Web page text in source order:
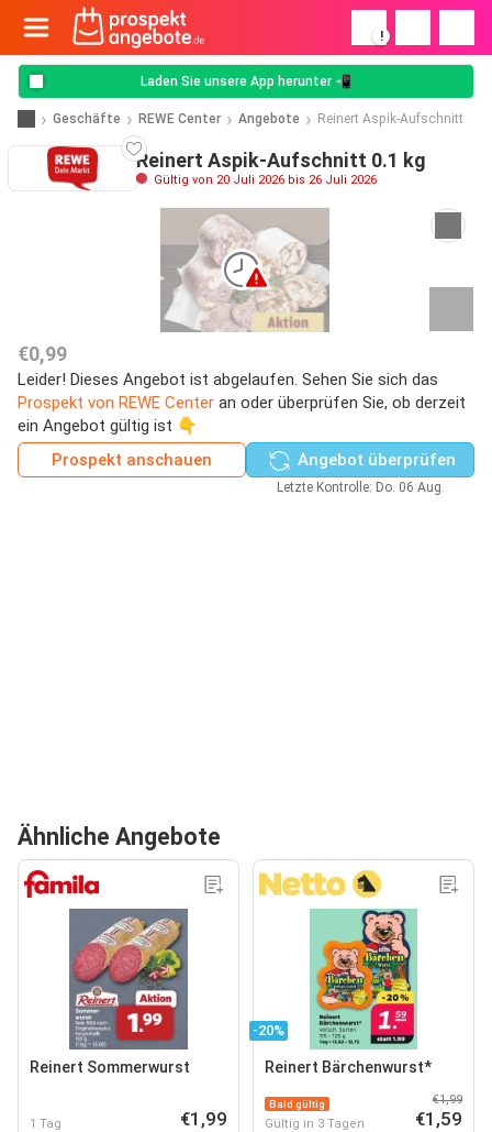
!
Laden Sie unsere App herunter 📲
Geschäfte REWE Center Angebote Reinert Aspik­-Aufschnitt
Reinert Aspik­-Aufschnitt 0.1 kg
Gültig von 20 Juli 2026 bis 26 Juli 2026
€0,99
Leider! Dieses Angebot ist abgelaufen. Sehen Sie sich das
Prospekt von REWE Center an oder überprüfen Sie, ob derzeit
ein Angebot gültig ist 👇
Prospekt anschauen
Angebot überprüfen
Letzte Kontrolle: Do. 06 Aug.
Ähnliche Angebote
Reinert Sommerwurst
1 Tag €1,99
-20%
Reinert Bärchenwurst*
Bald gültig
Gültig in 3 Tagen
€1,99
€1,59